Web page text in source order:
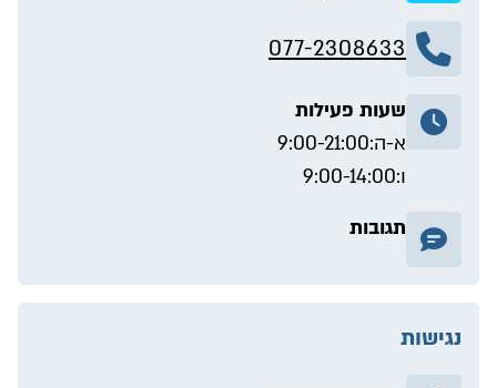
077-2308633
שעות פעילות
א-ה:9:00-21:00
ו:9:00-14:00
תגובות
נגישות